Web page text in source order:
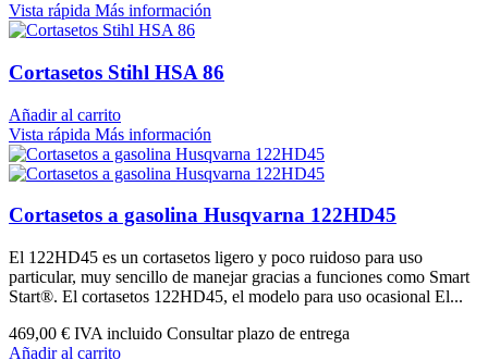
Vista rápida Más información
Cortasetos Stihl HSA 86
Añadir al carrito
Vista rápida Más información
Cortasetos a gasolina Husqvarna 122HD45
El 122HD45 es un cortasetos ligero y poco ruidoso para uso
particular, muy sencillo de manejar gracias a funciones como Smart
Start®. El cortasetos 122HD45, el modelo para uso ocasional El...
469,00 € IVA incluido Consultar plazo de entrega
Añadir al carrito